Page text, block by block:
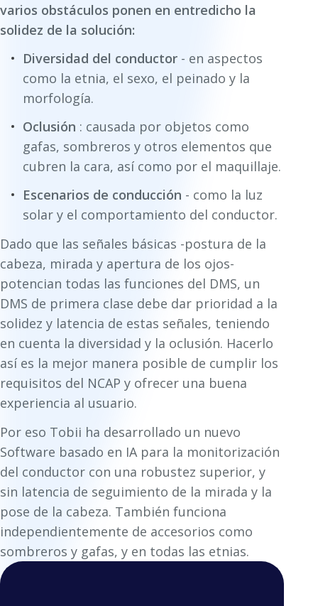
varios obstáculos ponen en entredicho la
solidez de la solución:
Diversidad del conductor - en aspectos
como la etnia, el sexo, el peinado y la
morfología.
Oclusión : causada por objetos como
gafas, sombreros y otros elementos que
cubren la cara, así como por el maquillaje.
Escenarios de conducción - como la luz
solar y el comportamiento del conductor.
Dado que las señales básicas -postura de la
cabeza, mirada y apertura de los ojos-
potencian todas las funciones del DMS, un
DMS de primera clase debe dar prioridad a la
solidez y latencia de estas señales, teniendo
en cuenta la diversidad y la oclusión. Hacerlo
así es la mejor manera posible de cumplir los
requisitos del NCAP y ofrecer una buena
experiencia al usuario.
Por eso Tobii ha desarrollado un nuevo
Software basado en IA para la monitorización
del conductor con una robustez superior, y
sin latencia de seguimiento de la mirada y la
pose de la cabeza. También funciona
independientemente de accesorios como
sombreros y gafas, y en todas las etnias.